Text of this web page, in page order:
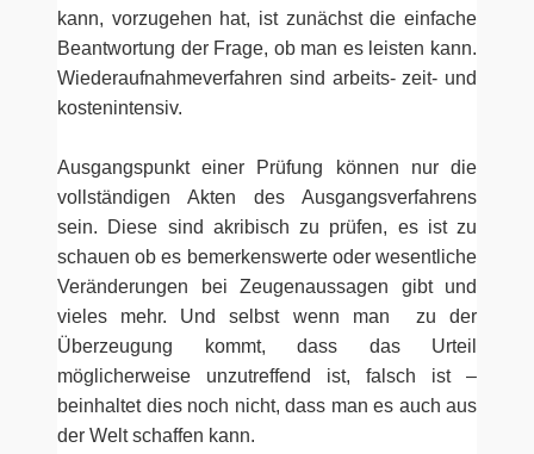
kann, vorzugehen hat, ist zunächst die einfache
Beantwortung der Frage, ob man es leisten kann.
Wiederaufnahmeverfahren sind arbeits- zeit- und
kostenintensiv.
Ausgangspunkt einer Prüfung können nur die
vollständigen Akten des Ausgangsverfahrens
sein. Diese sind akribisch zu prüfen, es ist zu
schauen ob es bemerkenswerte oder wesentliche
Veränderungen bei Zeugenaussagen gibt und
vieles mehr. Und selbst wenn man zu der
Überzeugung kommt, dass das Urteil
möglicherweise unzutreffend ist, falsch ist –
beinhaltet dies noch nicht, dass man es auch aus
der Welt schaffen kann.